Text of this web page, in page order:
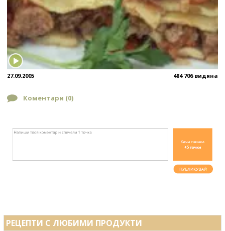
27.09.2005 484 706 видяна
Коментари (0)
РЕЦЕПТИ С ЛЮБИМИ ПРОДУКТИ